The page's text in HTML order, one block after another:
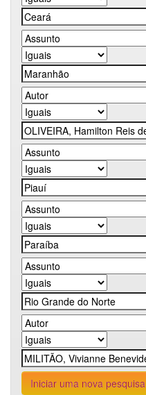
Iniciar uma nova pesquisa